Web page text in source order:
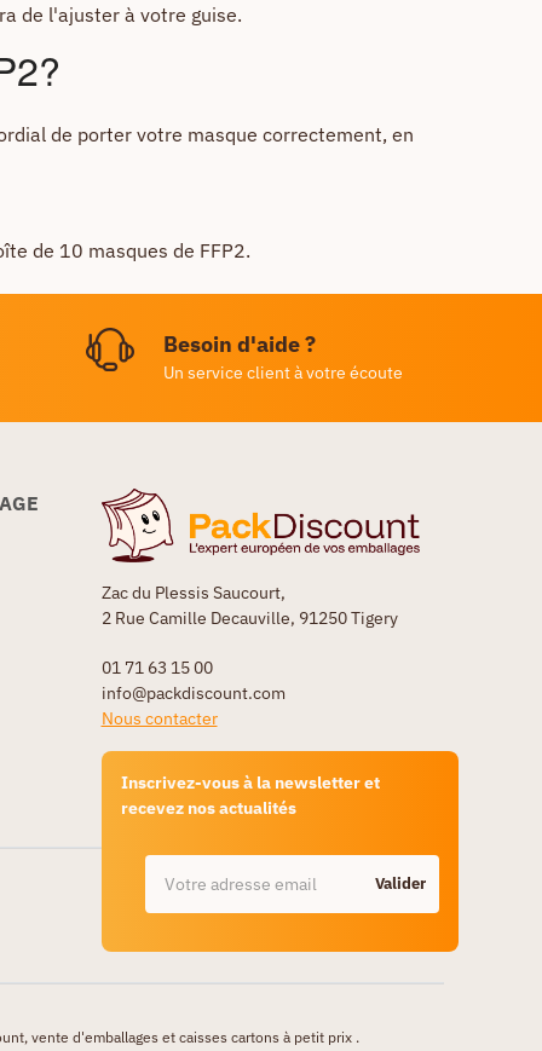
de l'ajuster à votre guise.
de porter votre masque correctement, en
de 10 masques de FFP2.
Besoin d'aide ?
Un service client à votre écoute
Zac du Plessis Saucourt,
2 Rue Camille Decauville, 91250 Tigery
01 71 63 15 00
info@packdiscount.com
Nous contacter
Inscrivez-vous à la newsletter et
recevez nos actualités
Valider
vente d'emballages et caisses cartons à petit prix .